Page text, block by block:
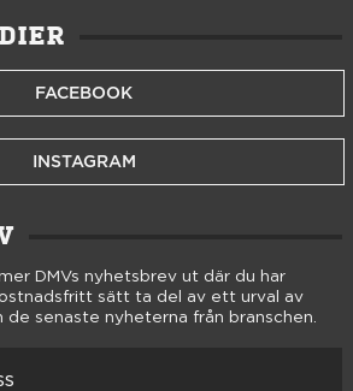
FACEBOOK
INSTAGRAM
DMVs nyhetsbrev ut där du har
sätt ta del av ett urval av
de senaste nyheterna från branschen.